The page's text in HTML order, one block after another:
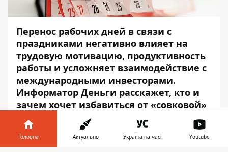
Перенос рабочих дней в связи с
праздниками негативно влияет на
трудовую мотивацию, продуктивность
работы и усложняет взаимодействие с
международными инвесторами.
Информатор Деньги расскажет, кто и
зачем хочет избавиться от «совковой»
В Верховной Раде зарегистрировали
законопроект №4597
Головна Актуально Україна на часі Youtube